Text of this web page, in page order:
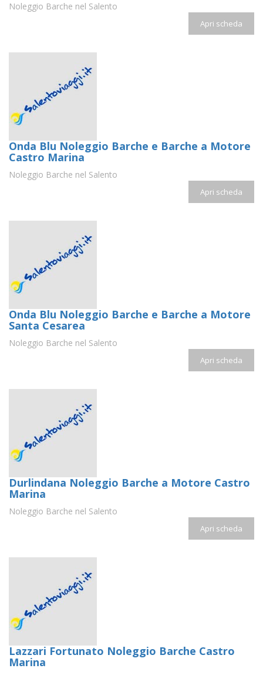
Noleggio Barche nel Salento
Apri scheda
Onda Blu Noleggio Barche e Barche a Motore
Castro Marina
Noleggio Barche nel Salento
Apri scheda
Onda Blu Noleggio Barche e Barche a Motore
Santa Cesarea
Noleggio Barche nel Salento
Apri scheda
Durlindana Noleggio Barche a Motore Castro
Marina
Noleggio Barche nel Salento
Apri scheda
Lazzari Fortunato Noleggio Barche Castro
Marina